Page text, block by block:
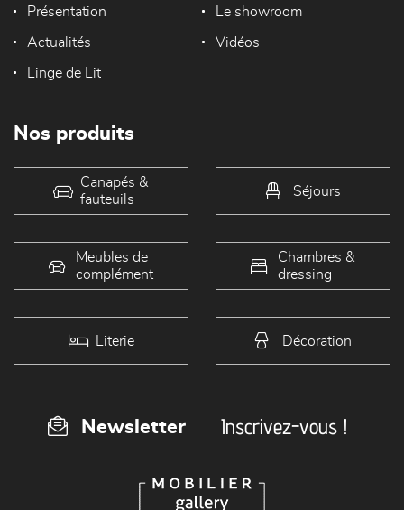
Présentation Le showroom
Actualités Vidéos
Linge de Lit
Nos produits
Canapés &
fauteuils
Séjours
Meubles de
complément
Chambres &
dressing
Literie Décoration
Newsletter Inscrivez-vous !